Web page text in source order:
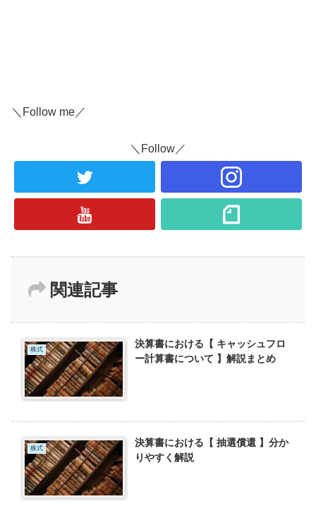
＼Follow me／
＼Follow／
関連記事
株式
決算書における【 キャッシュフロ
ー計算書について 】解説まとめ
株式
決算書における【 抽選償還 】分か
りやすく解説